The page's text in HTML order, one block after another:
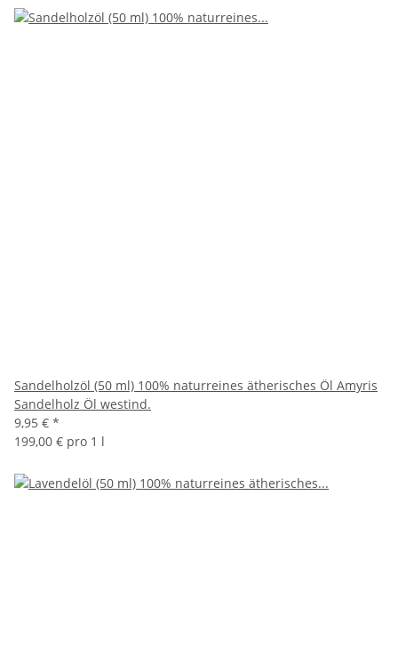
Sandelholzöl (50 ml) 100% naturreines ätherisches Öl Amyris
Sandelholz Öl westind.
9,95 € *
199,00 € pro 1 l